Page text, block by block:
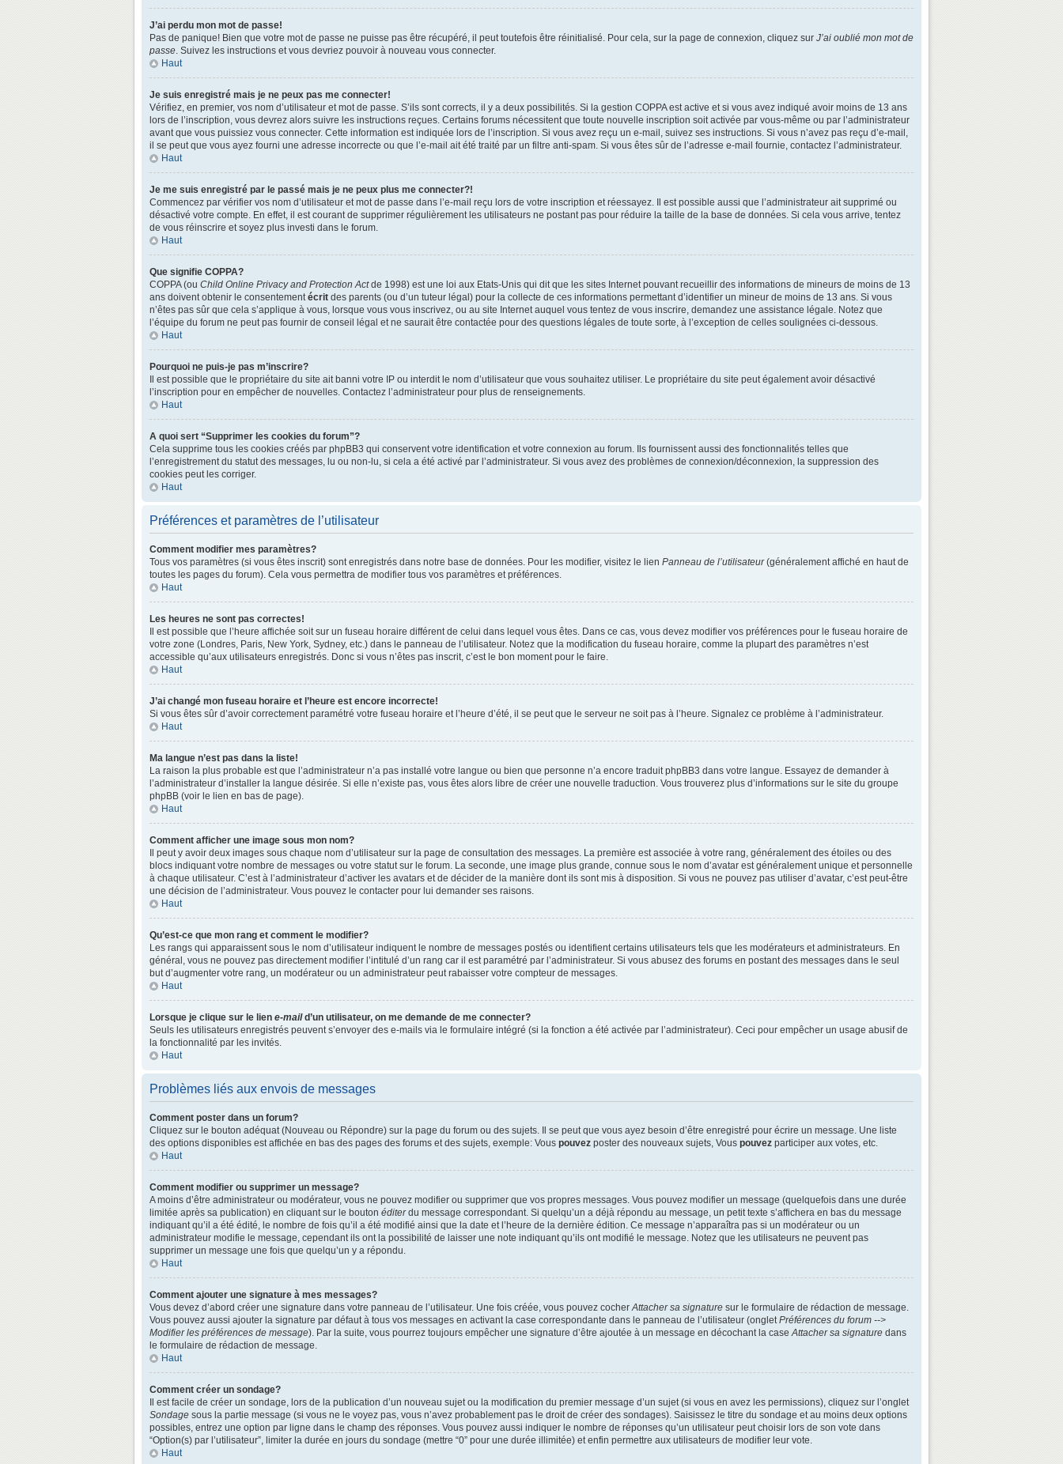
J’ai perdu mon mot de passe!
Pas de panique! Bien que votre mot de passe ne puisse pas être récupéré, il peut toutefois être réinitialisé. Pour cela, sur la page de connexion, cliquez sur J’ai oublié mon mot de
passe. Suivez les instructions et vous devriez pouvoir à nouveau vous connecter.
Haut
Je suis enregistré mais je ne peux pas me connecter!
Vérifiez, en premier, vos nom d’utilisateur et mot de passe. S’ils sont corrects, il y a deux possibilités. Si la gestion COPPA est active et si vous avez indiqué avoir moins de 13 ans
lors de l’inscription, vous devrez alors suivre les instructions reçues. Certains forums nécessitent que toute nouvelle inscription soit activée par vous-même ou par l’administrateur
avant que vous puissiez vous connecter. Cette information est indiquée lors de l’inscription. Si vous avez reçu un e-mail, suivez ses instructions. Si vous n’avez pas reçu d’e-mail,
il se peut que vous ayez fourni une adresse incorrecte ou que l’e-mail ait été traité par un filtre anti-spam. Si vous êtes sûr de l’adresse e-mail fournie, contactez l’administrateur.
Haut
Je me suis enregistré par le passé mais je ne peux plus me connecter?!
Commencez par vérifier vos nom d’utilisateur et mot de passe dans l’e-mail reçu lors de votre inscription et réessayez. Il est possible aussi que l’administrateur ait supprimé ou
désactivé votre compte. En effet, il est courant de supprimer régulièrement les utilisateurs ne postant pas pour réduire la taille de la base de données. Si cela vous arrive, tentez
de vous réinscrire et soyez plus investi dans le forum.
Haut
Que signifie COPPA?
COPPA (ou Child Online Privacy and Protection Actde 1998) est une loi aux Etats-Unis qui dit que les sites Internet pouvant recueillir des informations de mineurs de moins de 13
ans doivent obtenir le consentementécrit des parents (ou d’un tuteur légal) pour la collecte de ces informations permettant d’identifier un mineur de moins de 13 ans. Si vous
n’êtes pas sûr que cela s’applique à vous, lorsque vous vous inscrivez, ou au site Internet auquel vous tentez de vous inscrire, demandez une assistance légale. Notez que
l’équipe du forum ne peut pas fournir de conseil légal et ne saurait être contactée pour des questions légales de toute sorte, à l’exception de celles soulignées ci-dessous.
Haut
Pourquoi ne puis-je pas m’inscrire?
Il est possible que le propriétaire du site ait banni votre IP ou interdit le nom d’utilisateur que vous souhaitez utiliser. Le propriétaire du site peut également avoir désactivé
l’inscription pour en empêcher de nouvelles. Contactez l’administrateur pour plus de renseignements.
Haut
A quoi sert “Supprimer les cookies du forum”?
Cela supprime tous les cookies créés par phpBB3 qui conservent votre identification et votre connexion au forum. Ils fournissent aussi des fonctionnalités telles que
l’enregistrement du statut des messages, lu ou non-lu, si cela a été activé par l’administrateur. Si vous avez des problèmes de connexion/déconnexion, la suppression des
cookies peut les corriger.
Haut
Préférences et paramètres de l’utilisateur
Comment modifier mes paramètres?
Tous vos paramètres (si vous êtes inscrit) sont enregistrés dans notre base de données. Pour les modifier, visitez le lien Panneau de l’utilisateur(généralement affiché en haut de
toutes les pages du forum). Cela vous permettra de modifier tous vos paramètres et préférences.
Haut
Les heures ne sont pas correctes!
Il est possible que l’heure affichée soit sur un fuseau horaire différent de celui dans lequel vous êtes. Dans ce cas, vous devez modifier vos préférences pour le fuseau horaire de
votre zone (Londres, Paris, New York, Sydney, etc.) dans le panneau de l’utilisateur. Notez que la modification du fuseau horaire, comme la plupart des paramètres n’est
accessible qu’aux utilisateurs enregistrés. Donc si vous n’êtes pas inscrit, c’est le bon moment pour le faire.
Haut
J’ai changé mon fuseau horaire et l’heure est encore incorrecte!
Si vous êtes sûr d’avoir correctement paramétré votre fuseau horaire et l’heure d’été, il se peut que le serveur ne soit pas à l’heure. Signalez ce problème à l’administrateur.
Haut
Ma langue n’est pas dans la liste!
La raison la plus probable est que l’administrateur n’a pas installé votre langue ou bien que personne n’a encore traduit phpBB3 dans votre langue. Essayez de demander à
l’administrateur d’installer la langue désirée. Si elle n’existe pas, vous êtes alors libre de créer une nouvelle traduction. Vous trouverez plus d’informations sur le site du groupe
phpBB (voir le lien en bas de page).
Haut
Comment afficher une image sous mon nom?
Il peut y avoir deux images sous chaque nom d’utilisateur sur la page de consultation des messages. La première est associée à votre rang, généralement des étoiles ou des
blocs indiquant votre nombre de messages ou votre statut sur le forum. La seconde, une image plus grande, connue sous le nom d’avatar est généralement unique et personnelle
à chaque utilisateur. C’est à l’administrateur d’activer les avatars et de décider de la manière dont ils sont mis à disposition. Si vous ne pouvez pas utiliser d’avatar, c’est peut-être
une décision de l’administrateur. Vous pouvez le contacter pour lui demander ses raisons.
Haut
Qu’est-ce que mon rang et comment le modifier?
Les rangs qui apparaissent sous le nom d’utilisateur indiquent le nombre de messages postés ou identifient certains utilisateurs tels que les modérateurs et administrateurs. En
général, vous ne pouvez pas directement modifier l’intitulé d’un rang car il est paramétré par l’administrateur. Si vous abusez des forums en postant des messages dans le seul
but d’augmenter votre rang, un modérateur ou un administrateur peut rabaisser votre compteur de messages.
Haut
Lorsque je clique sur le lien e-maild’un utilisateur, on me demande de me connecter?
Seuls les utilisateurs enregistrés peuvent s’envoyer des e-mails via le formulaire intégré (si la fonction a été activée par l’administrateur). Ceci pour empêcher un usage abusif de
la fonctionnalité par les invités.
Haut
Problèmes liés aux envois de messages
Comment poster dans un forum?
Cliquez sur le bouton adéquat (Nouveau ou Répondre) sur la page du forum ou des sujets. Il se peut que vous ayez besoin d’être enregistré pour écrire un message. Une liste
des options disponibles est affichée en bas des pages des forums et des sujets, exemple: Vous pouvez poster des nouveaux sujets, Vous pouvez participer aux votes, etc.
Haut
Comment modifier ou supprimer un message?
A moins d’être administrateur ou modérateur, vous ne pouvez modifier ou supprimer que vos propres messages. Vous pouvez modifier un message (quelquefois dans une durée
limitée après sa publication) en cliquant sur le bouton éditerdu message correspondant. Si quelqu’un a déjà répondu au message, un petit texte s’affichera en bas du message
indiquant qu’il a été édité, le nombre de fois qu’il a été modifié ainsi que la date et l’heure de la dernière édition. Ce message n’apparaîtra pas si un modérateur ou un
administrateur modifie le message, cependant ils ont la possibilité de laisser une note indiquant qu’ils ont modifié le message. Notez que les utilisateurs ne peuvent pas
supprimer un message une fois que quelqu’un y a répondu.
Haut
Comment ajouter une signature à mes messages?
Vous devez d’abord créer une signature dans votre panneau de l’utilisateur. Une fois créée, vous pouvez cocherAttacher sa signature sur le formulaire de rédaction de message.
Vous pouvez aussi ajouter la signature par défaut à tous vos messages en activant la case correspondante dans le panneau de l’utilisateur (ongletPréférences du forum -->
Modifier les préférences de message). Par la suite, vous pourrez toujours empêcher une signature d’être ajoutée à un message en décochant la caseAttacher sa signature dans
le formulaire de rédaction de message.
Haut
Comment créer un sondage?
Il est facile de créer un sondage, lors de la publication d’un nouveau sujet ou la modification du premier message d’un sujet (si vous en avez les permissions), cliquez sur l’onglet
Sondage sous la partie message (si vous ne le voyez pas, vous n’avez probablement pas le droit de créer des sondages). Saisissez le titre du sondage et au moins deux options
possibles, entrez une option par ligne dans le champ des réponses. Vous pouvez aussi indiquer le nombre de réponses qu’un utilisateur peut choisir lors de son vote dans
“Option(s) par l’utilisateur”, limiter la durée en jours du sondage (mettre “0” pour une durée illimitée) et enfin permettre aux utilisateurs de modifier leur vote.
Haut